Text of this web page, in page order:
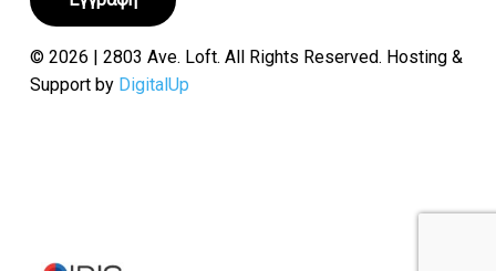
© 2026 | 2803 Ave. Loft. All Rights Reserved. Hosting &
Support by DigitalUp